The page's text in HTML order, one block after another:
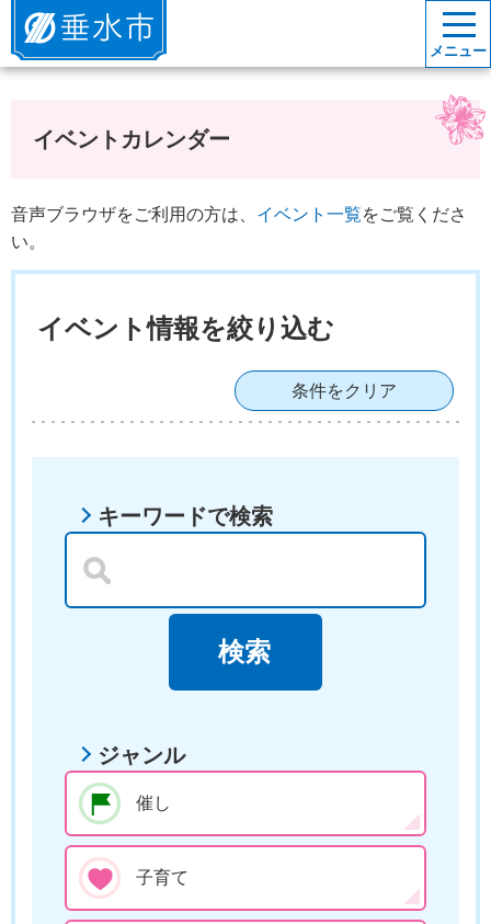
垂水市
メニュー
イベントカレンダー
音声ブラウザをご利用の方は、 イベント一覧をご覧くださ
い。
イベント情報を絞り込む
条件をクリア
キーワードで検索
ジャンル
催し
子育て